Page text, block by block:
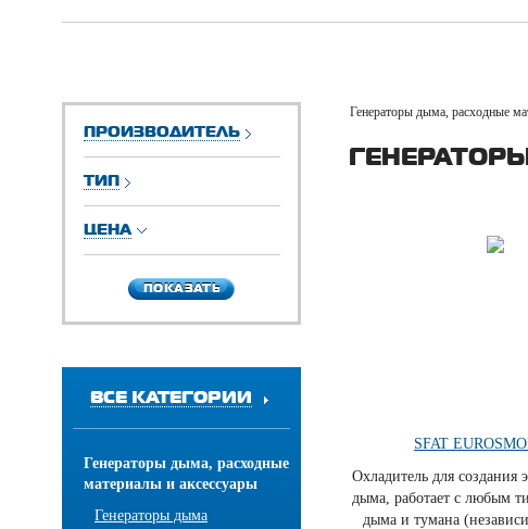
ПРОИЗВОДИТЕЛЬ
ТИП
ЦЕНА
ПОКАЗАТЬ
ПОКАЗАТЬ
ВСЕ КАТЕГОРИИ
Генераторы дыма, расходные
материалы и аксессуары
Генераторы дыма
Генераторы дыма, расходные
SFAT
Охладитель для создания
дыма, работает с любым
дыма и тумана